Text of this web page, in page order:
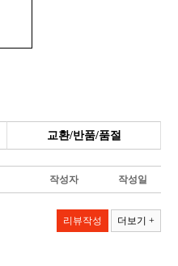
교환/반품/품절
작성자 작성일
리뷰작성 더보기 +